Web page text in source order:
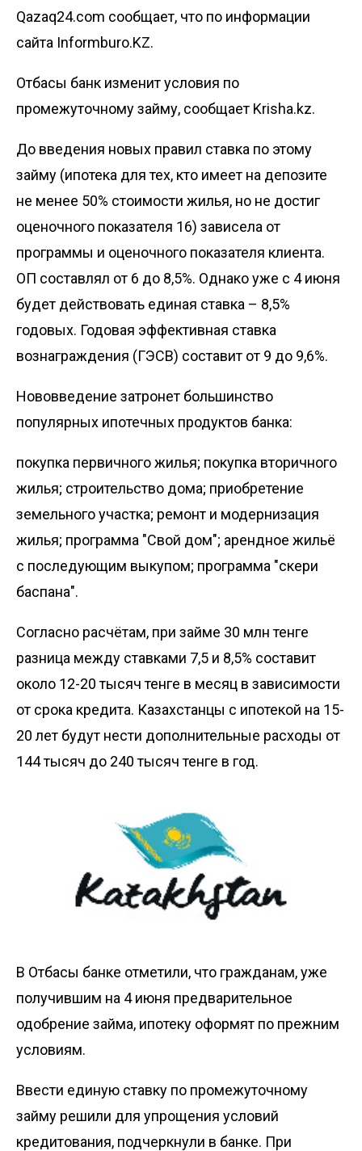
Qazaq24.com сообщает, что по информации
сайта Informburo.KZ.
Отбасы банк изменит условия по
промежуточному займу, сообщает Krisha.kz.
До введения новых правил ставка по этому
займу (ипотека для тех, кто имеет на депозите
не менее 50% стоимости жилья, но не достиг
оценочного показателя 16) зависела от
программы и оценочного показателя клиента.
ОП составлял от 6 до 8,5%. Однако уже с 4 июня
будет действовать единая ставка – 8,5%
годовых. Годовая эффективная ставка
вознаграждения (ГЭСВ) составит от 9 до 9,6%.
Нововведение затронет большинство
популярных ипотечных продуктов банка:
покупка первичного жилья; покупка вторичного
жилья; строительство дома; приобретение
земельного участка; ремонт и модернизация
жилья; программа "Свой дом"; арендное жильё
с последующим выкупом; программа "Әскери
баспана".
Согласно расчётам, при займе 30 млн тенге
разница между ставками 7,5 и 8,5% составит
около 12-20 тысяч тенге в месяц в зависимости
от срока кредита. Казахстанцы с ипотекой на 15-
20 лет будут нести дополнительные расходы от
144 тысяч до 240 тысяч тенге в год.
В Отбасы банке отметили, что гражданам, уже
получившим на 4 июня предварительное
одобрение займа, ипотеку оформят по прежним
условиям.
Ввести единую ставку по промежуточному
займу решили для упрощения условий
кредитования, подчеркнули в банке. При